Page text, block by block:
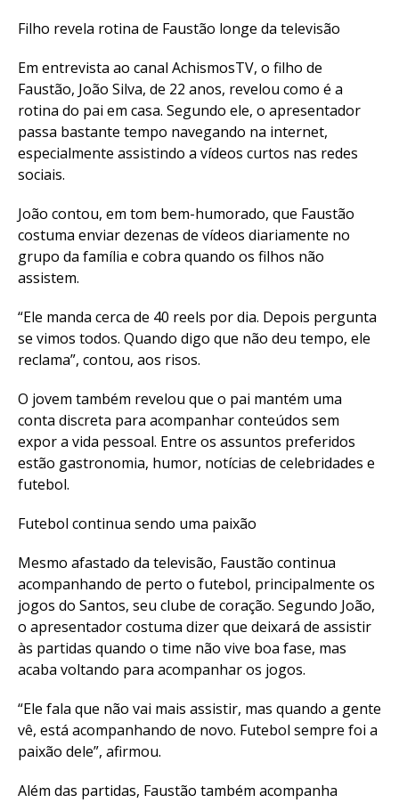
Filho revela rotina de Faustão longe da televisão
Em entrevista ao canal AchismosTV, o filho de
Faustão, João Silva, de 22 anos, revelou como é a
rotina do pai em casa. Segundo ele, o apresentador
passa bastante tempo navegando na internet,
especialmente assistindo a vídeos curtos nas redes
sociais.
João contou, em tom bem-humorado, que Faustão
costuma enviar dezenas de vídeos diariamente no
grupo da família e cobra quando os filhos não
assistem.
“Ele manda cerca de 40 reels por dia. Depois pergunta
se vimos todos. Quando digo que não deu tempo, ele
reclama”, contou, aos risos.
O jovem também revelou que o pai mantém uma
conta discreta para acompanhar conteúdos sem
expor a vida pessoal. Entre os assuntos preferidos
estão gastronomia, humor, notícias de celebridades e
futebol.
Futebol continua sendo uma paixão
Mesmo afastado da televisão, Faustão continua
acompanhando de perto o futebol, principalmente os
jogos do Santos, seu clube de coração. Segundo João,
o apresentador costuma dizer que deixará de assistir
às partidas quando o time não vive boa fase, mas
acaba voltando para acompanhar os jogos.
“Ele fala que não vai mais assistir, mas quando a gente
vê, está acompanhando de novo. Futebol sempre foi a
paixão dele”, afirmou.
Além das partidas, Faustão também acompanha
Flipboard
Whatsapp
Email